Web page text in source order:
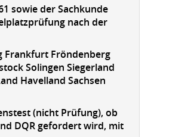
sowie der Sachkunde
nach der
Frankfurt Fröndenberg
Solingen Siegerland
Havelland Sachsen
(nicht Prüfung), ob
DQR gefordert wird, mit